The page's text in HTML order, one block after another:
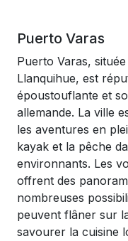
Puerto Varas
Puerto Varas,
Llanquihue, est
époustouflante et
allemande. La ville
les aventures en
kayak et la pêche
environnants. Les
offrent des
nombreuses
peuvent flâner sur
savourer la cuisine